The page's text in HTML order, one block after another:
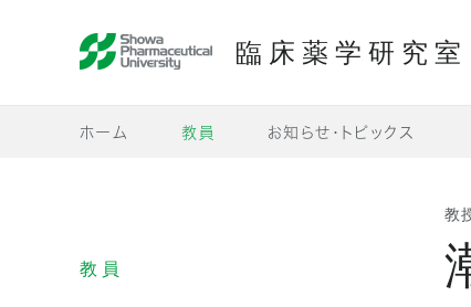
昭和薬科大学
臨床薬学研究室
ホーム 教員 お知らせ・トピックス
教員
教